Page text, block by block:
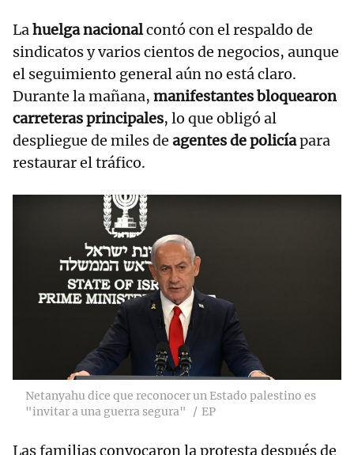
Lahuelga nacionalcontó con el respaldo de
sindicatos y varios cientos de negocios, aunque
el seguimiento general aún no está claro.
Durante la mañana, manifestantes bloquearon
carreteras principales, lo que obligó al
despliegue de miles de agentes de policíapara
restaurar el tráfico.
Netanyahu dice que reconocer un Estado palestino es
"invitar a una guerra segura"
EP
Las familias convocaron la protesta después de